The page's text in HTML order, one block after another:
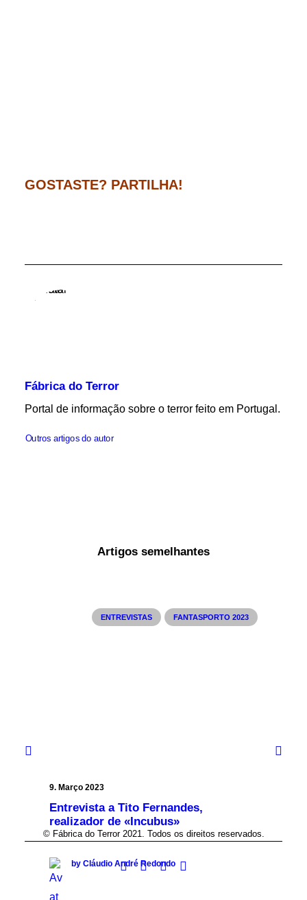
GOSTASTE? PARTILHA!
Fábrica do Terror
Portal de informação sobre o terror feito em Portugal.
Outros artigos do autor
Artigos semelhantes
ENTREVISTAS FANTASPORTO 2023
9. Março 2023
Entrevista a Tito Fernandes,
realizador de «Incubus»
by Cláudio André Redondo
© Fábrica do Terror 2021. Todos os direitos reservados.